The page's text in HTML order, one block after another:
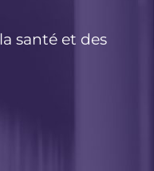
santé et des